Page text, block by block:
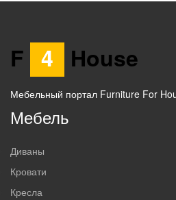
F 4 House
Мебельный портал Furniture For
Мебель
Диваны
Кровати
Кресла